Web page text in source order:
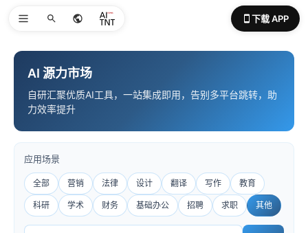
下载 APP
AI 源力市场
自研汇聚优质AI工具，一站集成即用，告别多平台跳转，助
力效率提升
应用场景
全部 营销 法律 设计 翻译 写作 教育
科研 学术 财务 基础办公 招聘 求职 其他